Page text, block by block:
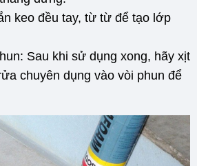
keo đều tay, từ từ để tạo lớp
Sau khi sử dụng xong, hãy xịt
chuyên dụng vào vòi phun để